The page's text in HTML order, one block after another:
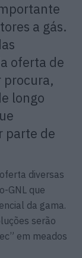
a gás.
oferta de
procura,
longo
parte de
diversas
GNL que
da gama.
serão
em meados